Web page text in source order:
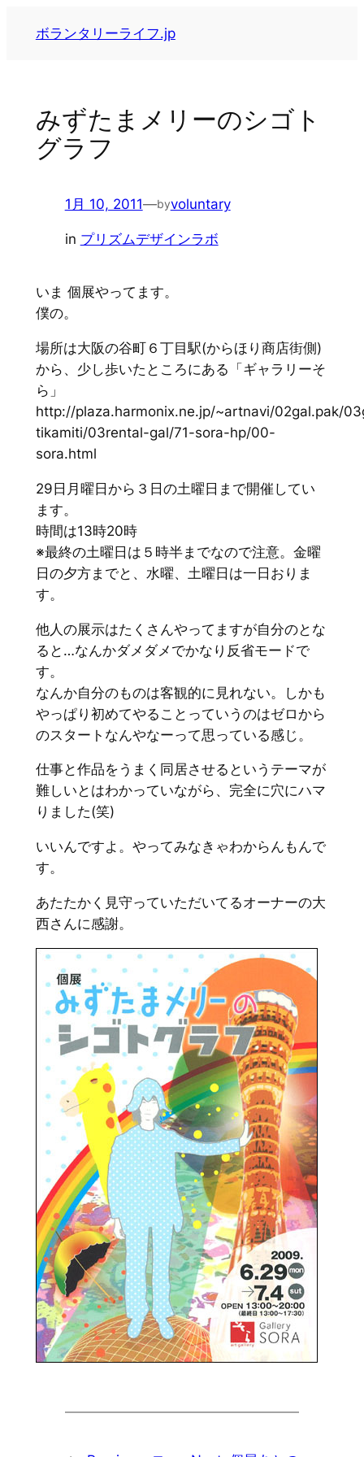
ボランタリーライフ.jp
みずたまメリーのシゴト
グラフ
1月 10, 2011—byvoluntary
in プリズムデザインラボ
いま 個展やってます。
僕の。
場所は大阪の谷町６丁目駅(からほり商店街側)
から、少し歩いたところにある「ギャラリーそ
ら」
http://plaza.harmonix.ne.jp/~artnavi/02gal.pak/
tikamiti/03rental-gal/71-sora-hp/00-
sora.html
29日月曜日から３日の土曜日まで開催してい
ます。
時間は13時20時
※最終の土曜日は５時半までなので注意。金曜
日の夕方までと、水曜、土曜日は一日おりま
す。
他人の展示はたくさんやってますが自分のとな
ると…なんかダメダメでかなり反省モードで
す。
なんか自分のものは客観的に見れない。しかも
やっぱり初めてやることっていうのはゼロから
のスタートなんやなーって思っている感じ。
仕事と作品をうまく同居させるというテーマが
難しいとはわかっていながら、完全に穴にハマ
りました(笑)
いいんですよ。やってみなきゃわからんもんで
す。
あたたかく見守っていただいてるオーナーの大
西さんに感謝。